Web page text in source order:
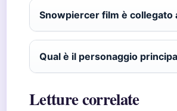
Snowpiercer film è collegato
Qual è il personaggio
Letture correlate